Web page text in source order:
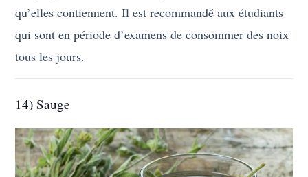
qu’elles contiennent. Il est recommandé aux étudiants
qui sont en période d’examens de consommer des noix
tous les jours.
14) Sauge